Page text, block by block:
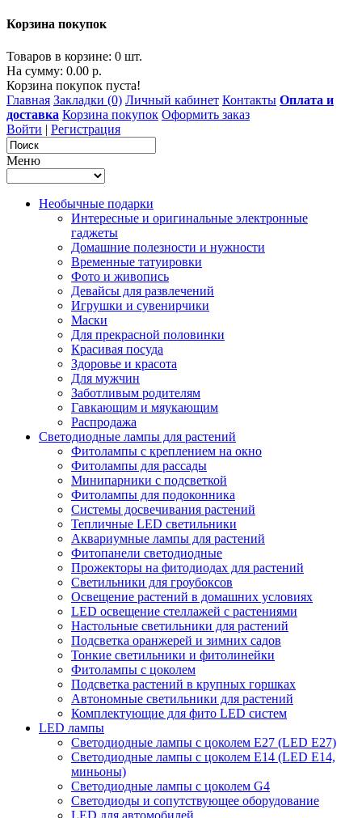
Корзина покупок
Товаров в корзине: 0 шт.
На сумму: 0.00 р.
Корзина покупок пуста!
Главная Закладки (0) Личный кабинет Контакты Оплата и
доставка Корзина покупок Оформить заказ
Войти | Регистрация
Меню
Необычные подарки
Интересные и оригинальные электронные
гаджеты
Домашние полезности и нужности
Временные татуировки
Фото и живопись
Девайсы для развлечений
Игрушки и сувенирчики
Маски
Для прекрасной половинки
Красивая посуда
Здоровье и красота
Для мужчин
Заботливым родителям
Гавкающим и мяукающим
Распродажа
Светодиодные лампы для растений
Фитолампы с креплением на окно
Фитолампы для рассады
Минипарники с подсветкой
Фитолампы для подоконника
Системы досвечивания растений
Тепличные LED светильники
Аквариумные лампы для растений
Фитопанели светодиодные
Прожекторы на фитодиодах для растений
Светильники для гроубоксов
Освещение растений в домашних условиях
LED освещение стеллажей с растениями
Настольные светильники для растений
Подсветка оранжерей и зимних садов
Тонкие светильники и фитолинейки
Фитолампы с цоколем
Подсветка растений в крупных горшках
Автономные светильники для растений
Комплектующие для фито LED систем
LED лампы
Светодиодные лампы с цоколем Е27 (LED E27)
Светодиодные лампы с цоколем Е14 (LED E14,
миньоны)
Светодиодные лампы с цоколем G4
Светодиоды и сопутствующее оборудование
LED для автомобилей